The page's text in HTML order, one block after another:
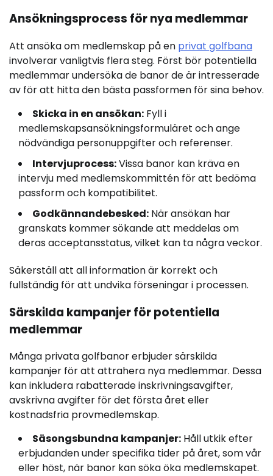
Ansökningsprocess för nya medlemmar
Att ansöka om medlemskap på en privat golfbana
involverar vanligtvis flera steg. Först bör potentiella
medlemmar undersöka de banor de är intresserade
av för att hitta den bästa passformen för sina behov.
Skicka in en ansökan: Fyll i
medlemskapsansökningsformuläret och ange
nödvändiga personuppgifter och referenser.
Intervjuprocess:Vissa banor kan kräva en
intervju med medlemskommittén för att bedöma
passform och kompatibilitet.
Godkännandebesked: När ansökan har
granskats kommer sökande att meddelas om
deras acceptansstatus, vilket kan ta några veckor.
Säkerställ att all information är korrekt och
fullständig för att undvika förseningar i processen.
Särskilda kampanjer för potentiella
medlemmar
Många privata golfbanor erbjuder särskilda
kampanjer för att attrahera nya medlemmar. Dessa
kan inkludera rabatterade inskrivningsavgifter,
avskrivna avgifter för det första året eller
kostnadsfria provmedlemskap.
Säsongsbundna kampanjer: Håll utkik efter
erbjudanden under specifika tider på året, som vår
eller höst, när banor kan söka öka medlemskapet.